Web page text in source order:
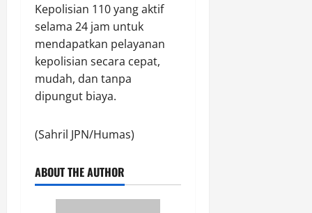
Kepolisian 110 yang aktif
selama 24 jam untuk
mendapatkan pelayanan
kepolisian secara cepat,
mudah, dan tanpa
dipungut biaya.
(Sahril JPN/Humas)
ABOUT THE AUTHOR